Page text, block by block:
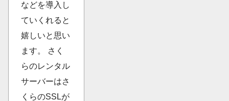
などを導入し
ていくれると
嬉しいと思い
ます。 さく
らのレンタル
サーバーはさ
くらのSSLが